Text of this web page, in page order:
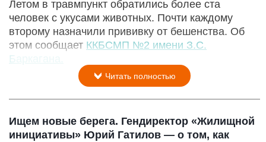
Летом в травмпункт обратились более ста
человек с укусами животных. Почти каждому
второму назначили прививку от бешенства. Об
этом сообщает ККБСМП №2 имени З.С.
Баркагана.
Читать полностью
Ищем новые берега. Гендиректор «Жилищной
инициативы» Юрий Гатилов — о том, как